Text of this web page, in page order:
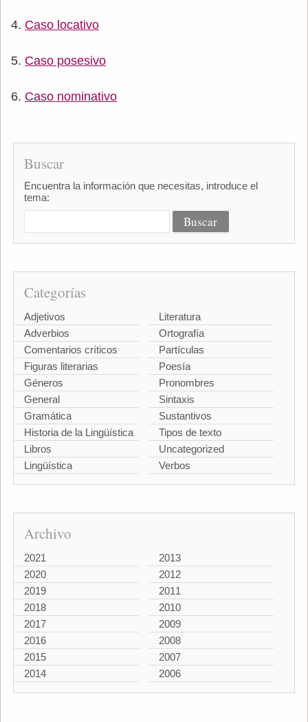
Caso locativo
Caso posesivo
Caso nominativo
Buscar
Encuentra la información que necesitas, introduce el
tema:
Categorías
Adjetivos
Adverbios
Comentarios críticos
Figuras literarias
Géneros
General
Gramática
Historia de la Lingüística
Libros
Lingüística
Literatura
Ortografía
Partículas
Poesía
Pronombres
Sintaxis
Sustantivos
Tipos de texto
Uncategorized
Verbos
Archivo
2021
2020
2019
2018
2017
2016
2015
2014
2013
2012
2011
2010
2009
2008
2007
2006